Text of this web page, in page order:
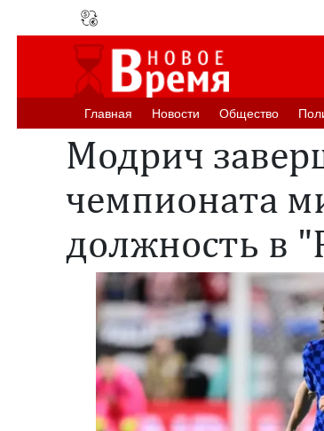
Главная Новости Oбщество
Модрич
чемпионата
должность в